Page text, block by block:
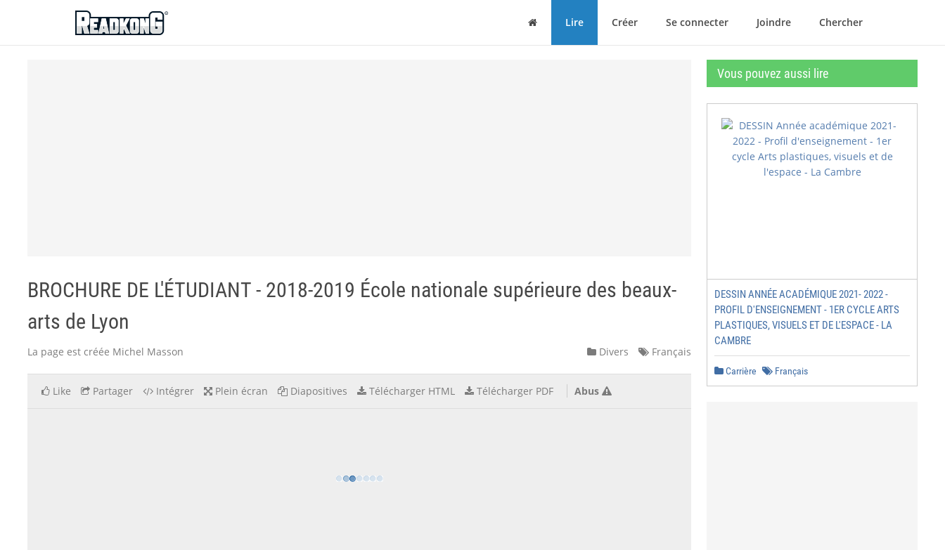
ReadkonG
MaisonLire Créer Se connecter Joindre Chercher
BROCHURE DE L'ÉTUDIANT - 2018-2019 École nationale supérieure des beaux-
arts de Lyon
La page est créée Michel Masson Divers Français
Like Partager Intégrer Plein écran Diapositives Télécharger HTML Télécharger PDF Abus
Vous pouvez aussi lire
DESSIN ANNÉE ACADÉMIQUE 2021- 2022 -
PROFIL D'ENSEIGNEMENT - 1ER CYCLE ARTS
PLASTIQUES, VISUELS ET DE L'ESPACE - LA
CAMBRE
Carrière Français